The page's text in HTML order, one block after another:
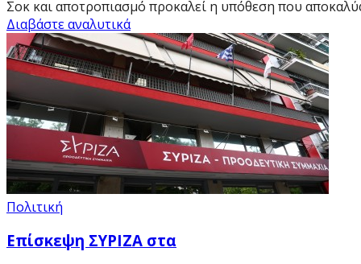
Σοκ και αποτροπιασμό προκαλεί η υπόθεση που
Διαβάστε αναλυτικά
Πολιτική
Επίσκεψη ΣΥΡΙΖΑ στα